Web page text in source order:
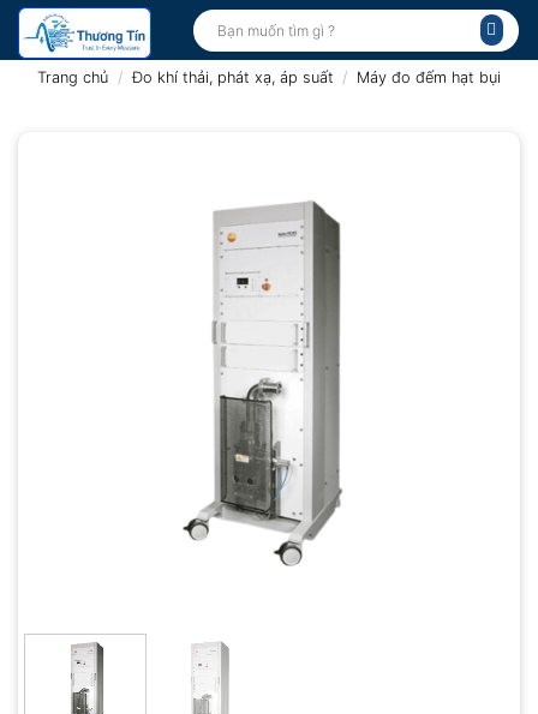
Bỏ
qua
Tìm
kiếm:
Trang chủ / Đo khí thải, phát xạ, áp suất / Máy đo đếm hạt bụi